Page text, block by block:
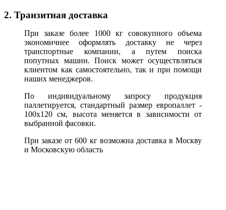
2. Транзитная доставка
При заказе более 1000 кг совокупного объема
экономичнее оформлять доставку не через
транспортные компании, а путем поиска
попутных машин. Поиск может осуществляться
клиентом как самостоятельно, так и при помощи
наших менеджеров.
По индивидуальному запросу продукция
паллетируется, стандартный размер европаллет -
100х120 см, высота меняется в зависимости от
выбранной фасовки.
При заказе от 600 кг возможна доставка в Москву
и Московскую область